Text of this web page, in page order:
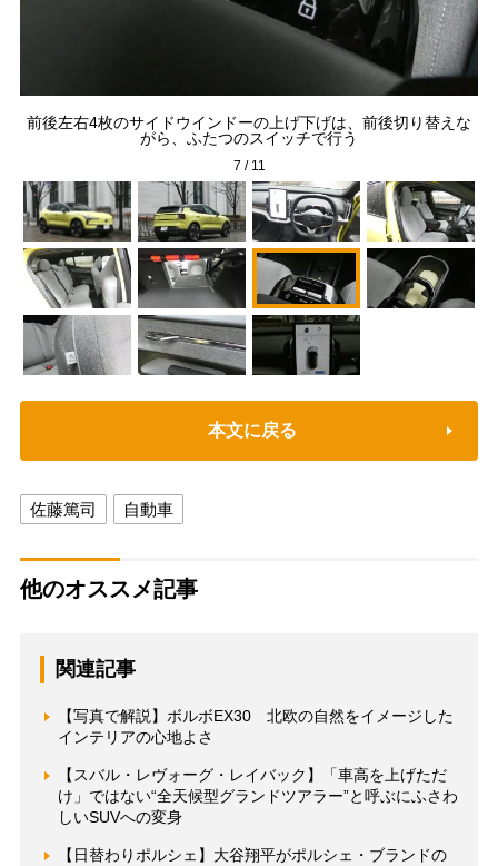
前後左右4枚のサイドウインドーの上げ下げは、前後切り替えな
がら、ふたつのスイッチで行う
7 / 11
本文に戻る
佐藤篤司 自動車
他のオススメ記事
関連記事
【写真で解説】ボルボEX30 北欧の自然をイメージした
インテリアの心地よさ
【スバル・レヴォーグ・レイバック】「車高を上げただ
け」ではない“全天候型グランドツアラー”と呼ぶにふさわ
しいSUVへの変身
【日替わりポルシェ】大谷翔平がポルシェ・ブランドの